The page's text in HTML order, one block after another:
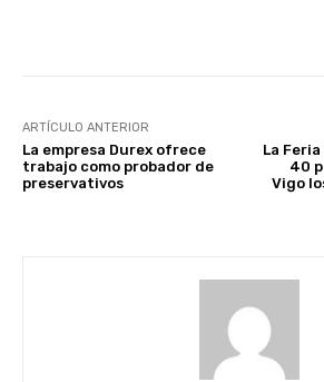
ARTÍCULO ANTERIOR
La empresa Durex ofrece
trabajo como probador de
preservativos
La
40
Vigo